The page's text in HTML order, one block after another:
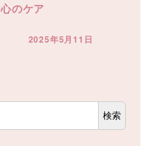
心のケア
投稿日
2025年5月11日
検索